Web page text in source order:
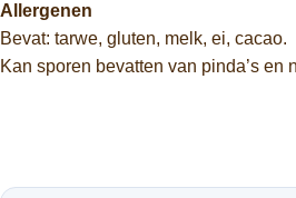
Allergenen
Bevat: tarwe, gluten, melk, ei, cacao.
Kan sporen bevatten van pinda’s en